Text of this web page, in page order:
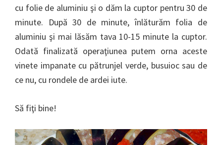
cu folie de aluminiu şi o dăm la cuptor pentru 30 de
minute. După 30 de minute, înlăturăm folia de
aluminiu şi mai lăsăm tava 10-15 minute la cuptor.
Odată finalizată operaţiunea putem orna aceste
vinete impanate cu pătrunjel verde, busuioc sau de
ce nu, cu rondele de ardei iute.
Să fiţi bine!